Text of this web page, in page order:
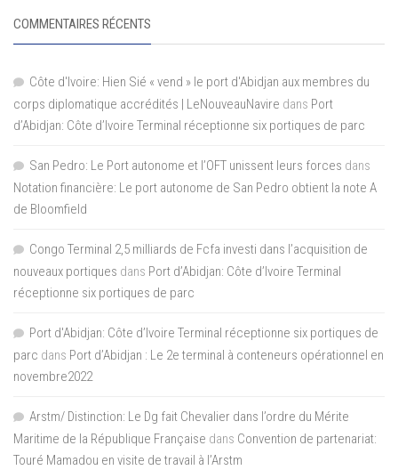
COMMENTAIRES RÉCENTS
Côte d'Ivoire: Hien Sié « vend » le port d'Abidjan aux membres du
corps diplomatique accrédités | LeNouveauNavire dans Port
d’Abidjan: Côte d’Ivoire Terminal réceptionne six portiques de parc
San Pedro: Le Port autonome et l’OFT unissent leurs forces dans
Notation financière: Le port autonome de San Pedro obtient la note A
de Bloomfield
Congo Terminal 2,5 milliards de Fcfa investi dans l’acquisition de
nouveaux portiques dans Port d’Abidjan: Côte d’Ivoire Terminal
réceptionne six portiques de parc
Port d'Abidjan: Côte d’Ivoire Terminal réceptionne six portiques de
parc dans Port d’Abidjan : Le 2e terminal à conteneurs opérationnel en
novembre2022
Arstm/ Distinction: Le Dg fait Chevalier dans l’ordre du Mérite
Maritime de la République Française dans Convention de partenariat:
Touré Mamadou en visite de travail à l’Arstm